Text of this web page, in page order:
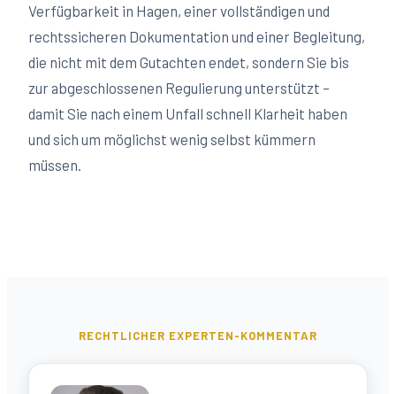
Verfügbarkeit in Hagen, einer vollständigen und
rechtssicheren Dokumentation und einer Begleitung,
die nicht mit dem Gutachten endet, sondern Sie bis
zur abgeschlossenen Regulierung unterstützt –
damit Sie nach einem Unfall schnell Klarheit haben
und sich um möglichst wenig selbst kümmern
müssen.
RECHTLICHER EXPERTEN-KOMMENTAR